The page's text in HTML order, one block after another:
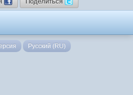
Русский (RU)